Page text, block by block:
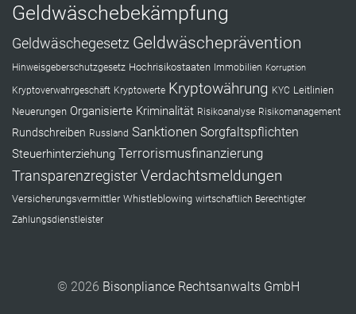
Geldwäschebekämpfung
Geldwäschegesetz Geldwäscheprävention
Hinweisgeberschutzgesetz Hochrisikostaaten Immobilien Korruption
Kryptoverwahrgeschäft Kryptowerte Kryptowährung KYC Leitlinien
Neuerungen Organisierte Kriminalität Risikoanalyse Risikomanagement
Rundschreiben Russland Sanktionen Sorgfaltspflichten
Steuerhinterziehung Terrorismusfinanzierung
TransparenzregisterVerdachtsmeldungen
Versicherungsvermittler Whistleblowing wirtschaftlich Berechtigter
Zahlungsdienstleister
© 2026 Bisonpliance Rechtsanwalts GmbH